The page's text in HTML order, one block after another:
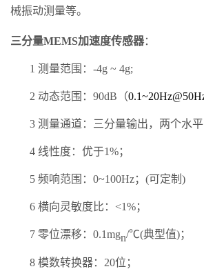
械振动测量等。
三分量MEMS加速度传感器：
1 测量范围： -4g ~ 4g;
2 动态范围： 90dB （
3 测量通道： 三分量输出，两个水
4 线性度：优于1%；
5 频响范围： 0~100Hz； (可定制 )
6 横向灵敏度比： <1%；
7 零位漂移： 0.1mgn/℃(典型值)；
8 模数转换器： 20位；